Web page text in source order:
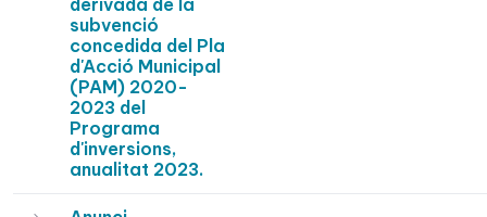
derivada de la
subvenció
concedida del Pla
d'Acció Municipal
(PAM) 2020-
2023 del
Programa
d'inversions,
anualitat 2023.